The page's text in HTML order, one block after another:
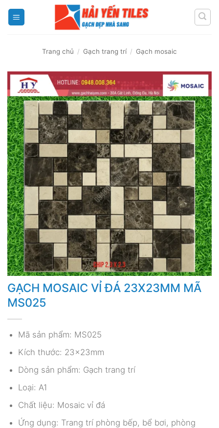
Trang chủ / Gạch trang trí / Gạch mosaic
GẠCH MOSAIC VỈ ĐÁ 23X23MM MÃ
MS025
Mã sản phẩm: MS025
Kích thước: 23x23mm
Dòng sản phẩm: Gạch trang trí
Loại: A1
Chất liệu: Mosaic vỉ đá
Ứng dụng: Trang trí phòng bếp, bể bơi, phòng